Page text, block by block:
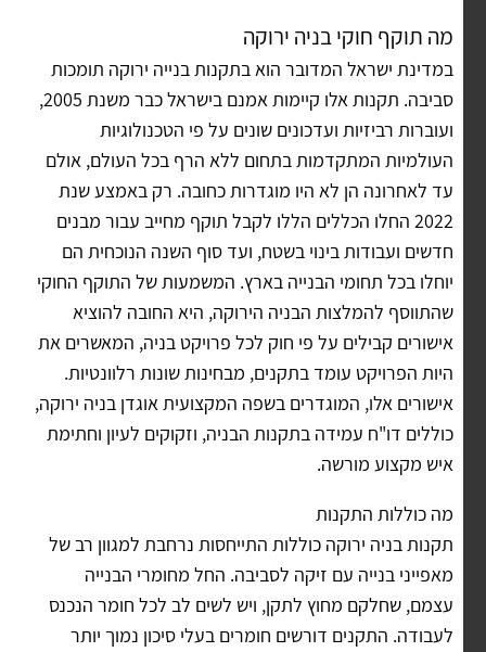
מה תוקף חוקי בניה ירוקה
במדינת ישראל המדובר הוא בתקנות בנייה ירוקה תומכות
סביבה. תקנות אלו קיימות אמנם בישראל כבר משנת 2005,
ועוברות רביזיות ועדכונים שונים על פי הטכנולוגיות
העולמיות המתקדמות בתחום ללא הרף בכל העולם, אולם
עד לאחרונה הן לא היו מוגדרות כחובה. רק באמצע שנת
2022 החלו הכללים הללו לקבל תוקף מחייב עבור מבנים
חדשים ועבודות בינוי בשטח, ועד סוף השנה הנוכחית הם
יוחלו בכל תחומי הבנייה בארץ. המשמעות של התוקף החוקי
שהתווסף להמלצות הבניה הירוקה, היא החובה להוציא
אישורים קבילים על פי חוק לכל פרויקט בניה, המאשרים את
היות הפרויקט עומד בתקנים, מבחינות שונות רלוונטיות.
אישורים אלו, המוגדרים בשפה המקצועית אוגדן בניה ירוקה,
כוללים דו"ח עמידה בתקנות הבניה, וזקוקים לעיון וחתימת
איש מקצוע מורשה.
מה כוללות התקנות
תקנות בניה ירוקה כוללות התייחסות נרחבת למגוון רב של
מאפייני בנייה עם זיקה לסביבה. החל מחומרי הבנייה
עצמם, שחלקם מחוץ לתקן, ויש לשים לב לכל חומר הנכנס
לעבודה. התקנים דורשים חומרים בעלי סיכון נמוך יותר